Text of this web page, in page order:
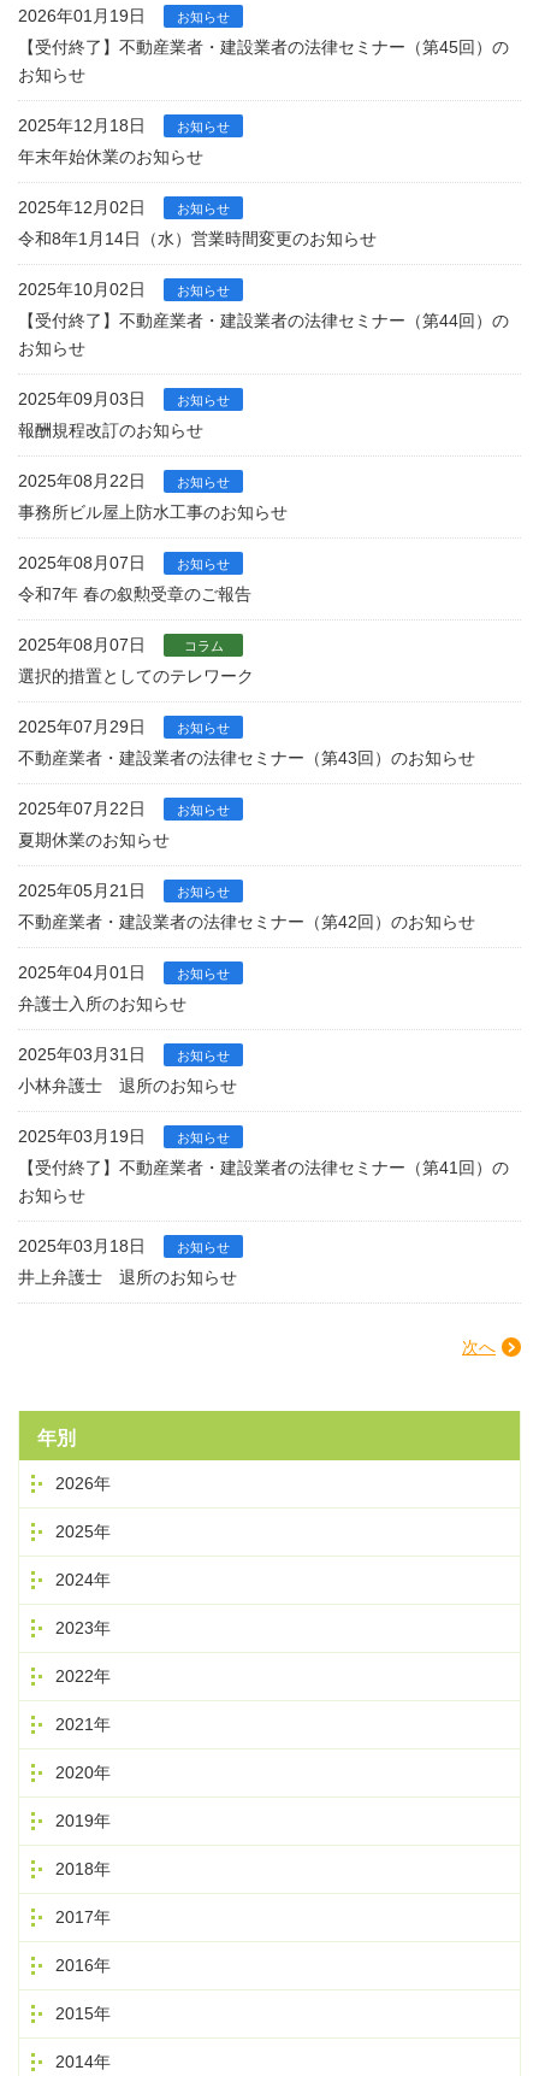
2026年01月19日 お知らせ
【受付終了】不動産業者・建設業者の法律セミナー（第45回）の
お知らせ
2025年12月18日 お知らせ
年末年始休業のお知らせ
2025年12月02日 お知らせ
令和8年1月14日（水）営業時間変更のお知らせ
2025年10月02日 お知らせ
【受付終了】不動産業者・建設業者の法律セミナー（第44回）の
お知らせ
2025年09月03日 お知らせ
報酬規程改訂のお知らせ
2025年08月22日 お知らせ
事務所ビル屋上防水工事のお知らせ
2025年08月07日 お知らせ
令和7年 春の叙勲受章のご報告
2025年08月07日 コラム
選択的措置としてのテレワーク
2025年07月29日 お知らせ
不動産業者・建設業者の法律セミナー（第43回）のお知らせ
2025年07月22日 お知らせ
夏期休業のお知らせ
2025年05月21日 お知らせ
不動産業者・建設業者の法律セミナー（第42回）のお知らせ
2025年04月01日 お知らせ
弁護士入所のお知らせ
2025年03月31日 お知らせ
小林弁護士 退所のお知らせ
2025年03月19日 お知らせ
【受付終了】不動産業者・建設業者の法律セミナー（第41回）の
お知らせ
2025年03月18日 お知らせ
井上弁護士 退所のお知らせ
次へ
年別
2026年
2025年
2024年
2023年
2022年
2021年
2020年
2019年
2018年
2017年
2016年
2015年
2014年